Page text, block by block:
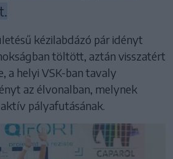
kézilabdázó pár idényt
töltött, aztán visszatért
a helyi VSK-ban tavaly
az élvonalban, melynek
pályafutásának.